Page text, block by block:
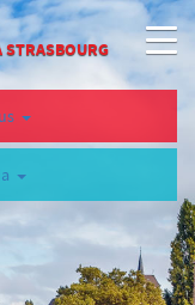
STRASBOURG